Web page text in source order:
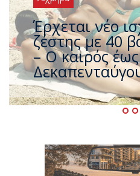
Άφαντος ο
που η χώρα